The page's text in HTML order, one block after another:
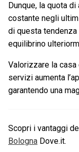
Dunque, la quota
costante negli
di questa tendenza
equilibrino
Valorizzare la
servizi aumenta
garantendo una
Scopri i vantaggi
Bologna Dove.it.